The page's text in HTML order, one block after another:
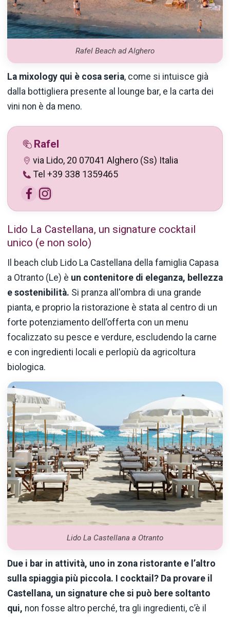
Rafel Beach ad Alghero
La mixology qui è cosa seria, come si intuisce già
dalla bottigliera presente al lounge bar, e la carta dei
vini non è da meno.
Rafel
via Lido, 20 07041 Alghero (Ss) Italia
Tel +39 338 1359465
Lido La Castellana, un signature cocktail
unico (e non solo)
Il beach club Lido La Castellana della famiglia Capasa
a Otranto (Le) è un contenitore di eleganza, bellezza
e sostenibilità. Si pranza all'ombra di una grande
pianta, e proprio la ristorazione è stata al centro di un
forte potenziamento dell’offerta con un menu
focalizzato su pesce e verdure, escludendo la carne
e con ingredienti locali e perlopiù da agricoltura
biologica.
Lido La Castellana a Otranto
Due i bar in attività, uno in zona ristorante e l’altro
sulla spiaggia più piccola. I cocktail? Da provare il
Castellana, un signature che si può bere soltanto
qui, non fosse altro perché, tra gli ingredienti, c’è il